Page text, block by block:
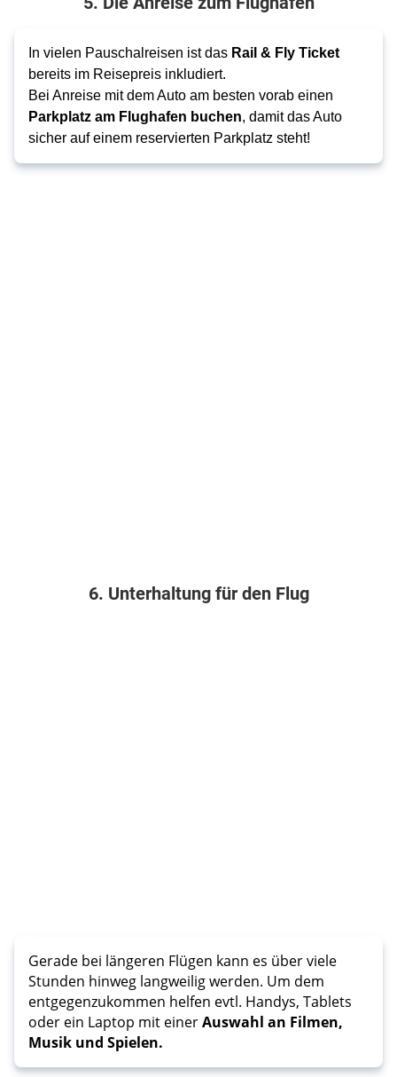
In vielen Pauschalreisen ist das Rail & Fly Ticket
bereits im Reisepreis inkludiert.
Bei Anreise mit dem Auto am besten vorab einen
Parkplatz am Flughafen buchen, damit das Auto
sicher auf einem reservierten Parkplatz steht!
6. Unterhaltung für den Flug
Gerade bei längeren Flügen kann es über viele
Stunden hinweg langweilig werden. Um dem
entgegenzukommen helfen evtl. Handys, Tablets
oder ein Laptop mit einerAuswahl an Filmen,
Musik und Spielen.